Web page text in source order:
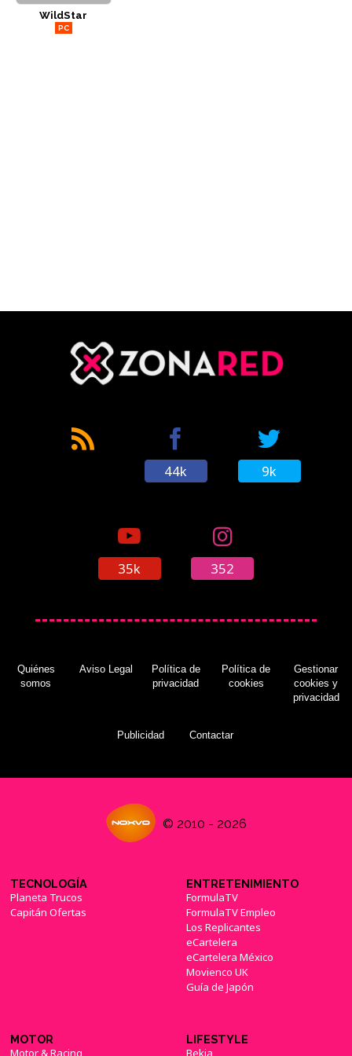
WildStar
PC
44k 9k
35k 352
Quiénes
somos
Aviso Legal
Política de
privacidad
Política de
cookies
Gestionar
cookies y
privacidad
Publicidad Contactar
© 2010 - 2026
TECNOLOGÍA
Planeta Trucos
Capitán Ofertas
ENTRETENIMIENTO
FormulaTV
FormulaTV Empleo
Los Replicantes
eCartelera
eCartelera México
Movienco UK
Guía de Japón
MOTOR
Motor & Racing
LIFESTYLE
Bekia